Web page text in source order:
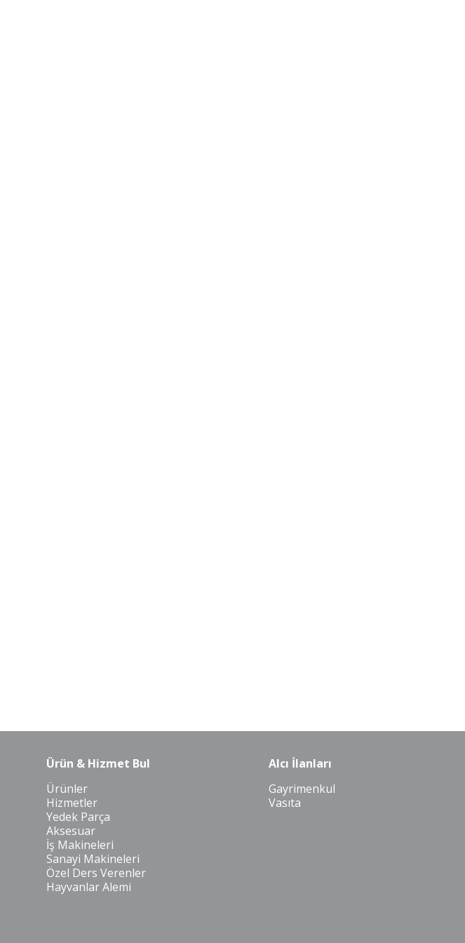
Ürün & Hizmet Bul
Ürünler
Hizmetler
Yedek Parça
Aksesuar
İş Makineleri
Sanayi Makineleri
Özel Ders Verenler
Hayvanlar Alemi
Alcı İlanları
Gayrimenkul
Vasıta